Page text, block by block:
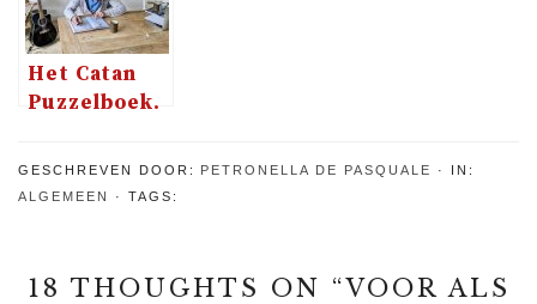
Het Catan
Puzzelboek.
de
kolonisten
GESCHREVEN DOOR: PETRONELLA DE PASQUALE
IN:
ALGEMEEN
TAGS:
18 THOUGHTS ON “VOOR ALS